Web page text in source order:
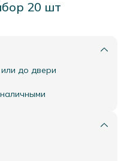
20 шт
до двери